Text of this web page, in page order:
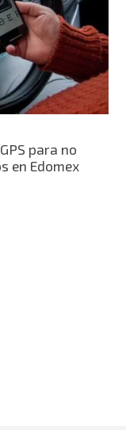
para no
en Edomex